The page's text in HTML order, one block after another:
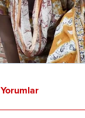
Yorumlar